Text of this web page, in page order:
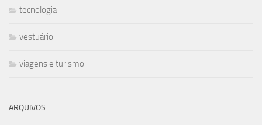
tecnologia
vestuário
viagens e turismo
ARQUIVOS